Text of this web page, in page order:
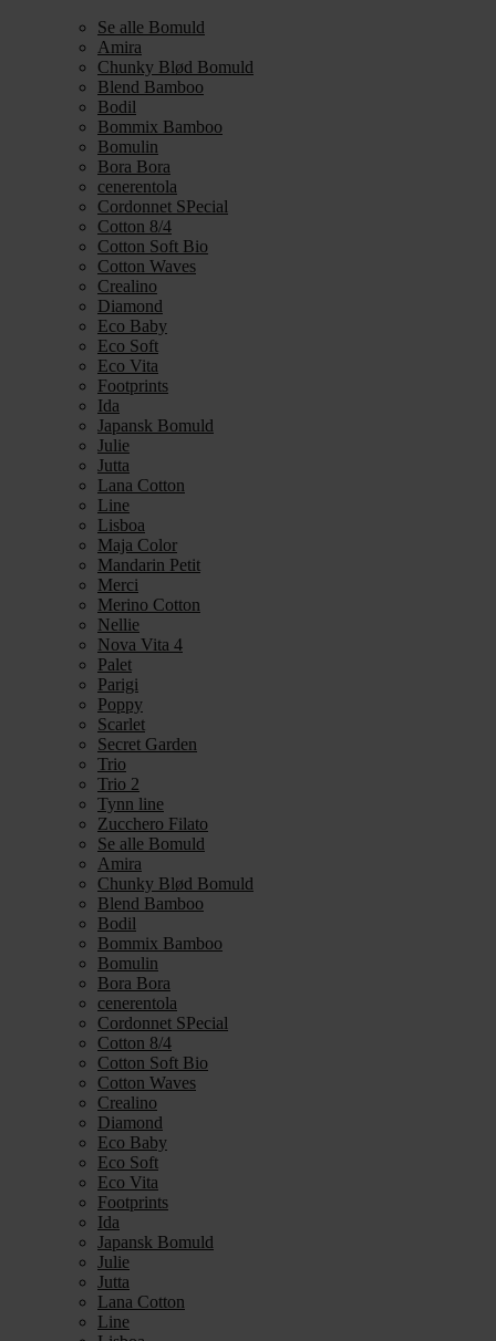
Se alle Bomuld
Amira
Chunky Blød Bomuld
Blend Bamboo
Bodil
Bommix Bamboo
Bomulin
Bora Bora
cenerentola
Cordonnet SPecial
Cotton 8/4
Cotton Soft Bio
Cotton Waves
Crealino
Diamond
Eco Baby
Eco Soft
Eco Vita
Footprints
Ida
Japansk Bomuld
Julie
Jutta
Lana Cotton
Line
Lisboa
Maja Color
Mandarin Petit
Merci
Merino Cotton
Nellie
Nova Vita 4
Palet
Parigi
Poppy
Scarlet
Secret Garden
Trio
Trio 2
Tynn line
Zucchero Filato
Se alle Bomuld
Amira
Chunky Blød Bomuld
Blend Bamboo
Bodil
Bommix Bamboo
Bomulin
Bora Bora
cenerentola
Cordonnet SPecial
Cotton 8/4
Cotton Soft Bio
Cotton Waves
Crealino
Diamond
Eco Baby
Eco Soft
Eco Vita
Footprints
Ida
Japansk Bomuld
Julie
Jutta
Lana Cotton
Line